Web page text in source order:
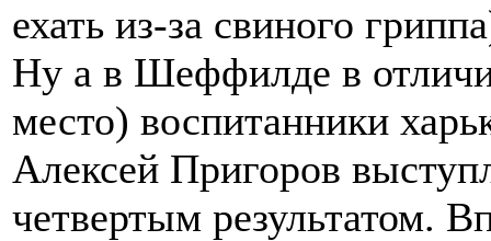
ехать из-за свиного
Ну а в Шеффилде в
место) воспитанники
Алексей Пригоров
четвертым результатом.